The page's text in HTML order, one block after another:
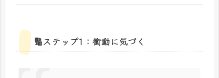
🔢ステップ1：衝動に気づく